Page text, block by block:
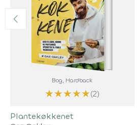
Bog, Hardback
★★★★★(2)
Plantekøkkenet